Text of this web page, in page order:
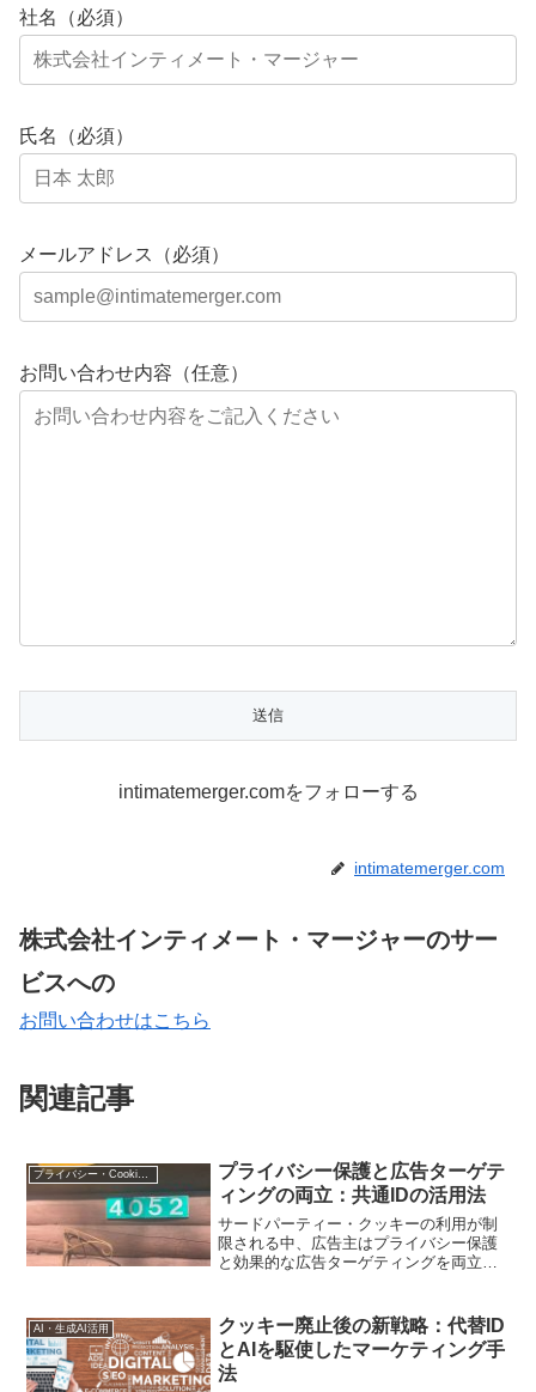
社名（必須）
氏名（必須）
メールアドレス（必須）
お問い合わせ内容（任意）
intimatemerger.comをフォローする
intimatemerger.com
株式会社インティメート・マージャーのサー
ビスへの
お問い合わせはこちら
関連記事
プライバシー保護と広告ターゲテ
ィングの両立：共通IDの活用法
サードパーティー・クッキーの利用が制
限される中、広告主はプライバシー保護
と効果的な広告ターゲティングを両立さ
ーデータを保護しながら、ターゲットユ
ーザーに適切な広告を届けるための有力
な手法となっています。
AI・生成AI活用
クッキー廃止後の新戦略：代替ID
とAIを駆使したマーケティング手
法